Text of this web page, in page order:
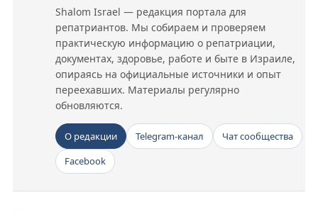
Shalom Israel — редакция портала для
репатриантов. Мы собираем и проверяем
практическую информацию о репатриации,
документах, здоровье, работе и быте в Израиле,
опираясь на официальные источники и опыт
переехавших. Материалы регулярно
обновляются.
О редакции Telegram-канал
Чат сообщества
Facebook